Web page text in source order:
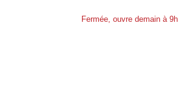
Fermée, ouvre demain à 9h